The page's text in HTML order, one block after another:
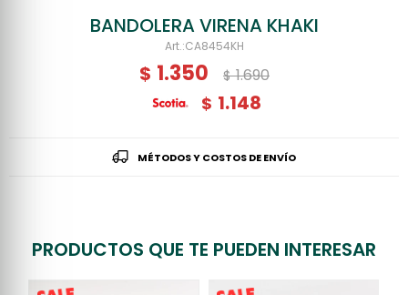
BANDOLERA VIRENA KHAKI
CA8454KH
$ 1.350 $ 1.690
$ 1.148
MÉTODOS Y COSTOS DE ENVÍO
PRODUCTOS QUE TE PUEDEN INTERESAR